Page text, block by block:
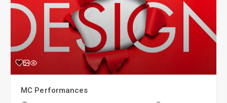
MC Performances